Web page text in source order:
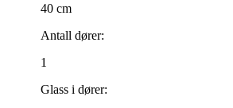
40 cm
Antall dører:
1
Glass i dører: